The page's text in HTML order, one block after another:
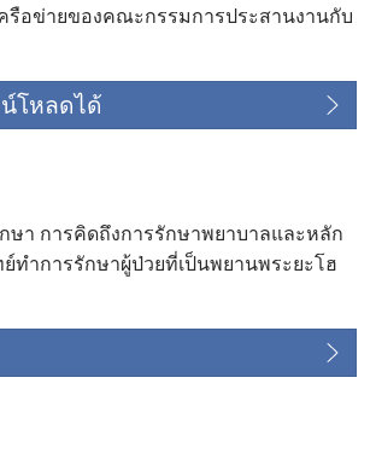
รือ​ข่าย​ของ​คณะ​กรรมการ​ประสาน​งาน​กับ​
โหลดได้
ษา การคิดถึงการรักษาพยาบาลและหลัก
ทำการรักษาผู้ป่วยที่เป็นพยานพระยะโฮ